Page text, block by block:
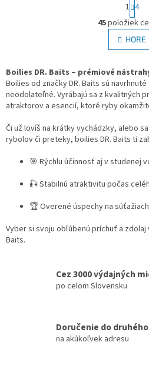
O
v
l
á
a
c
i
e
r
v
y
ý
i
u
t
r
á
n
k
v
a
n
e
1 4
45položiek
HORE
Boilies DR. Baits – prémiové
Boilies od značky DR. Baits sú
neodolateľné. Vyrábajú sa z kvalitných
atraktorov a esencií, ktoré ryby
Či už lovíš na krátky vychádzky, alebo
rybolov či preteky, boilies DR. Baits ti
🎯 Rýchlu účinnosť aj v studenej
🎣 Stabilnú atraktivitu počas
🏆 Overené úspechy na
Vyber si svoju obľúbenú príchuť a zdolaj
Baits.
Cez 3000 výdajných
po celom Slovensku
Doručenie do
na akúkoľvek adresu